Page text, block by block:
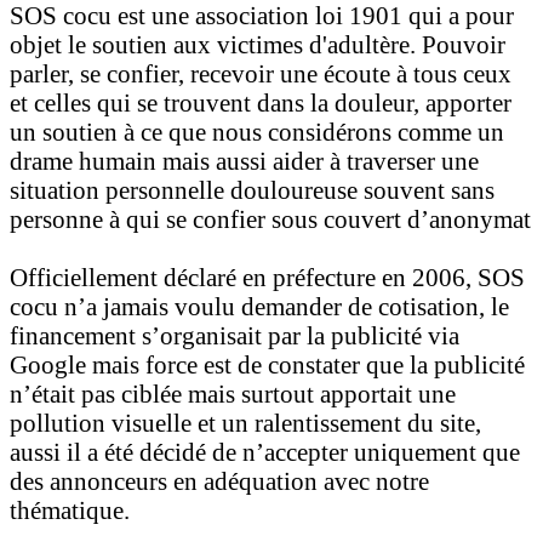
SOS cocu est une association loi 1901 qui a pour
objet le soutien aux victimes d'adultère. Pouvoir
parler, se confier, recevoir une écoute à tous ceux
et celles qui se trouvent dans la douleur, apporter
un soutien à ce que nous considérons comme un
drame humain mais aussi aider à traverser une
situation personnelle douloureuse souvent sans
personne à qui se confier sous couvert d’anonymat
Officiellement déclaré en préfecture en 2006, SOS
cocu n’a jamais voulu demander de cotisation, le
financement s’organisait par la publicité via
Google mais force est de constater que la publicité
n’était pas ciblée mais surtout apportait une
pollution visuelle et un ralentissement du site,
aussi il a été décidé de n’accepter uniquement que
des annonceurs en adéquation avec notre
thématique.